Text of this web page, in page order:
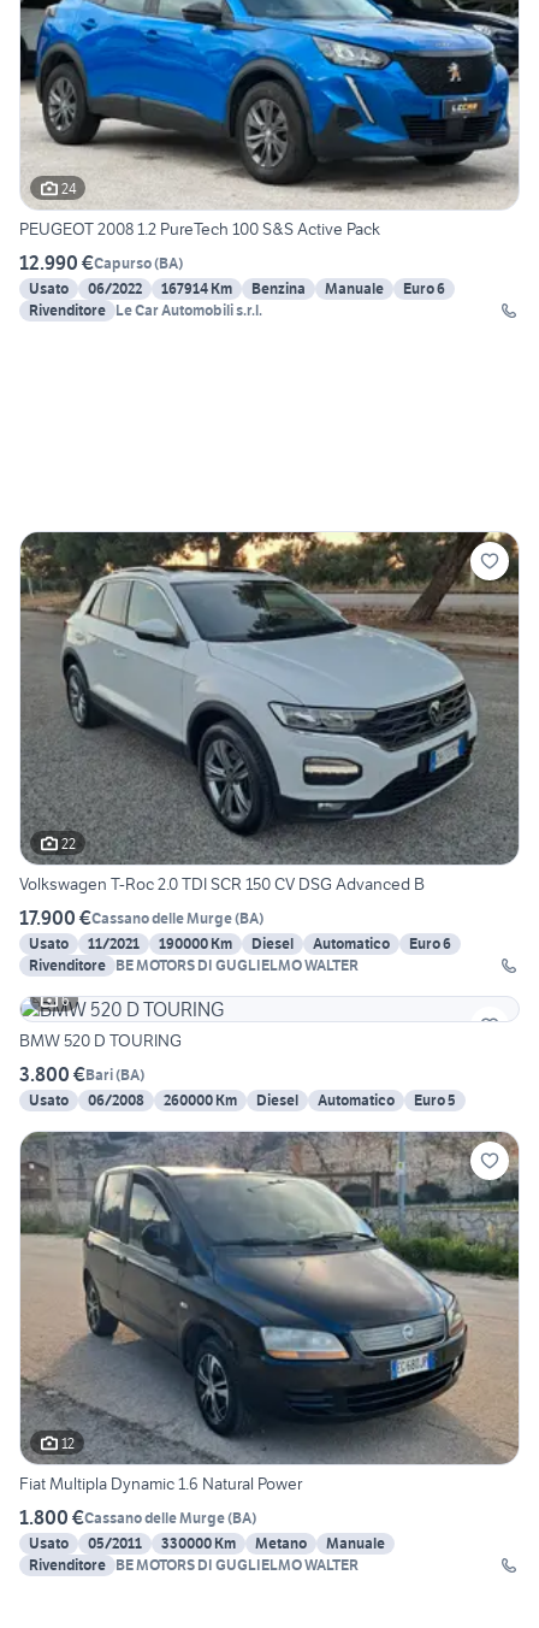
24
PEUGEOT 2008 1.2 PureTech 100 S&S Active Pack
12.990 €Capurso(BA)
Usato
06/2022 167914 Km Benzina Manuale
Euro 6
Rivenditore Le Car Automobili s.r.l.
22
Volkswagen T-Roc 2.0 TDI SCR 150 CV DSG Advanced B
17.900 €Cassano delle Murge(BA)
Usato
11/2021 190000 Km Diesel Automatico
Euro 6
Rivenditore BE MOTORS DI GUGLIELMO WALTER
6
BMW 520 D TOURING
3.800 €Bari(BA)
Usato
06/2008 260000 Km Diesel Automatico Euro 5
12
Fiat Multipla Dynamic 1.6 Natural Power
1.800 €Cassano delle Murge(BA)
Usato
05/2011 330000 Km Metano
Manuale
Rivenditore BE MOTORS DI GUGLIELMO WALTER